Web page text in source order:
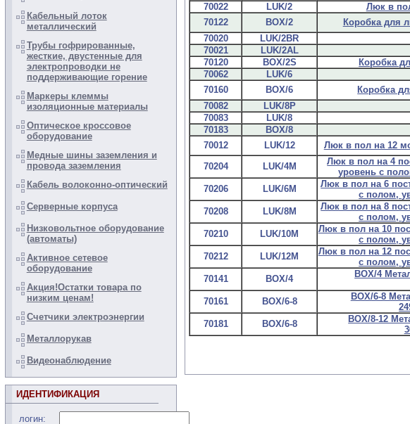
Кабельный лоток
металлический
Трубы гофрированные,
жесткие, двустенные для
электропроводки не
поддерживающие горение
Маркеры клеммы
изоляционные материалы
Оптическое кроссовое
оборудование
Медные шины заземления и
провода заземления
Кабель волоконно-оптический
Серверные корпуса
Низковольтное оборудование
(автоматы)
Активное сетевое
оборудование
Акция!Остатки товара по
низким ценам!
Счетчики электроэнергии
Металлорукав
Видеонаблюдение
ИДЕНТИФИКАЦИЯ
логин:
70022
LUK/2 Люк в
70122
BOX/2 Коробка для
70020
LUK/2BR
70021
LUK/2AL
70120
BOX/2S Коробка
70062
LUK/6
70160
BOX/6 Коробка
70082
LUK/8P
70083
LUK/8
70183
BOX/8
70012
LUK/12 Люк в пол на 12
70204
LUK/4M
Люк в пол на 4
уровень с
70206 LUK/6M
Люк в пол на 6
с полом,
70208 LUK/8M
Люк в пол на 8
с полом,
70210 LUK/10M
Люк в пол на 10
с полом,
70212 LUK/12M
Люк в пол на 12
с полом,
70141 BOX/4
BOX/4
70161 BOX/6-8
BOX/6-8
70181 BOX/6-8
BOX/8-12